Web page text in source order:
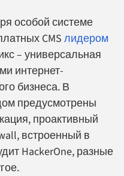
особой системе
CMS лидером
– универсальная
интернет-
бизнеса. В
предусмотрены
проактивный
встроенный в
HackerOne, разные